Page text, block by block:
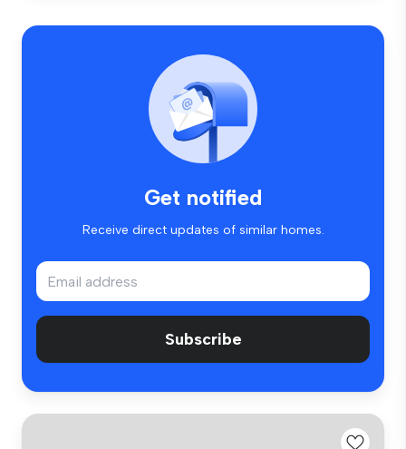
Get notified
Receive direct updates of similar homes.
Subscribe